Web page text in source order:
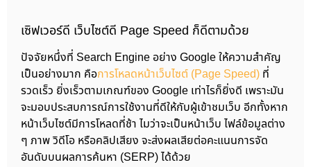
เซิฟเวอร์ดี เว็บไซต์ดี Page Speed ก็ดีตามด้วย
ปัจจัยหนึ่งที่ Search Engine อย่าง Google ให้ความสำคัญ
เป็นอย่างมาก คือการโหลดหน้าเว็บไซต์ (Page Speed) ที่
รวดเร็ว ยิ่งเร็วตามเกณฑ์ของ Google เท่าไรก็ยิ่งดี เพราะมัน
จะมอบประสบการณ์การใช้งานที่ดีให้กับผู้เข้าชมเว็บ อีกทั้งหาก
หน้าเว็บไซต์มีการโหลดที่ช้า ไมว่าจะเป็นหน้าเว็บ ไฟล์ข้อมูลต่าง
ๆ ภาพ วิดีโอ หรือคลิปเสียง จะส่งผลเสียต่อคะแนนการจัด
อันดับบนผลการค้นหา (SERP) ได้ด้วย